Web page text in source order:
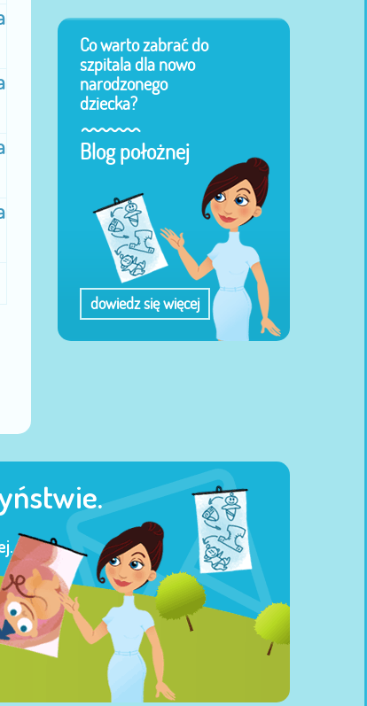
Co warto zabrać do
szpitala dla nowo
narodzonego
dziecka?
Blog położnej
dowiedz się więcej